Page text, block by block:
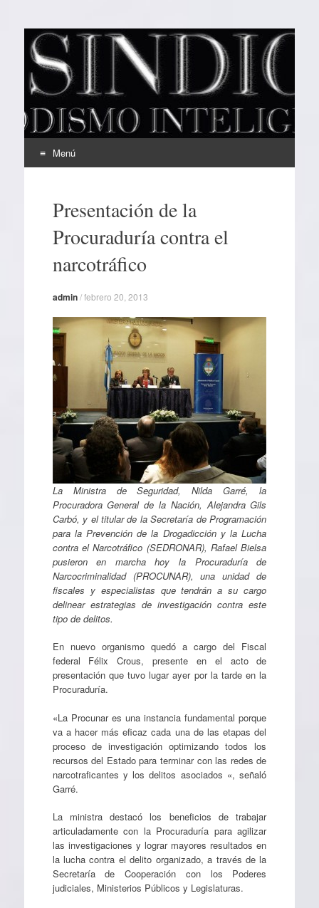
EL SINDICAL
Periodismo Inteligente
Menú
contenidoPresentación de la
Procuraduría contra el
narcotráfico
admin/febrero 20, 2013
La Ministra de Seguridad, Nilda Garré, la
Procuradora General de la Nación, Alejandra Gils
Carbó, y el titular de la Secretaría de Programación
para la Prevención de la Drogadicción y la Lucha
contra el Narcotráfico (SEDRONAR), Rafael Bielsa
pusieron en marcha hoy la Procuraduría de
Narcocriminalidad (PROCUNAR), una unidad de
fiscales y especialistas que tendrán a su cargo
delinear estrategias de investigación contra este
tipo de delitos.
En nuevo organismo quedó a cargo del Fiscal
federal Félix Crous, presente en el acto de
presentación que tuvo lugar ayer por la tarde en la
Procuraduría.
«La Procunar es una instancia fundamental porque
va a hacer más eficaz cada una de las etapas del
proceso de investigación optimizando todos los
recursos del Estado para terminar con las redes de
narcotraficantes y los delitos asociados «, señaló
Garré.
La ministra destacó los beneficios de trabajar
articuladamente con la Procuraduría para agilizar
las investigaciones y lograr mayores resultados en
la lucha contra el delito organizado, a través de la
Secretaría de Cooperación con los Poderes
judiciales, Ministerios Públicos y Legislaturas.